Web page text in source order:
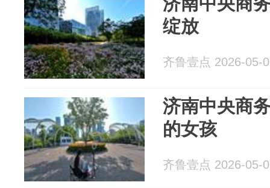
绽放
齐鲁壹点 2026-05-
济南中央商
的女孩
齐鲁壹点 2026-05-